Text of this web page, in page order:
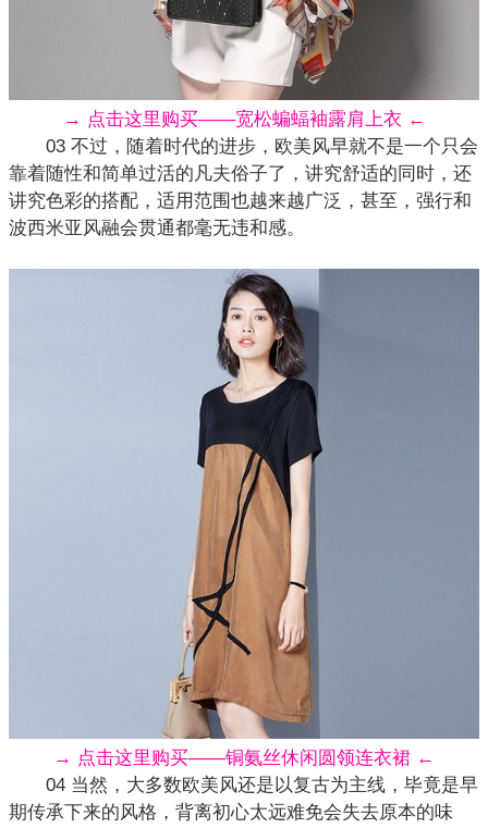
→ 点击这里购买——宽松蝙蝠袖露肩上衣 ←
03 不过，随着时代的进步，欧美风早就不是一个只会
靠着随性和简单过活的凡夫俗子了，讲究舒适的同时，还
讲究色彩的搭配，适用范围也越来越广泛，甚至，强行和
波西米亚风融会贯通都毫无违和感。
→ 点击这里购买——铜氨丝休闲圆领连衣裙 ←
04 当然，大多数欧美风还是以复古为主线，毕竟是早
期传承下来的风格，背离初心太远难免会失去原本的味